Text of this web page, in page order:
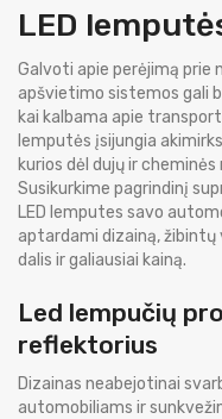
LED
Galvoti apie perėjimą prie
apšvietimo sistemos gali
kai kalbama apie
lemputės įsijungia
kurios dėl dujų ir
Susikurkime pagrindinį
LED lemputes savo
aptardami dizainą, žibintų
dalis ir galiausiai kainą.
Led lempučių
reflektorius
Dizainas neabejotinai
automobiliams ir